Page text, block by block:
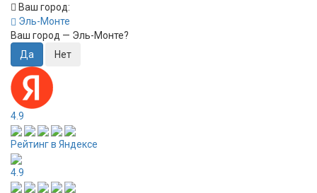
Ваш город:
Эль-Монте
Ваш город — Эль-Монте?
4.9
Рейтинг в Яндексе
4.9